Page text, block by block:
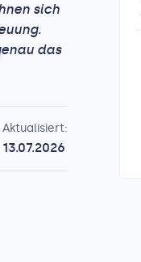
sich
das
Aktualisiert:
13.07.2026